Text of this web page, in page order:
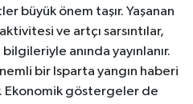
büyük önem taşır. Yaşanan
ve artçı sarsıntılar,
anında yayınlanır.
bir Isparta yangın haberi
Ekonomik göstergeler de